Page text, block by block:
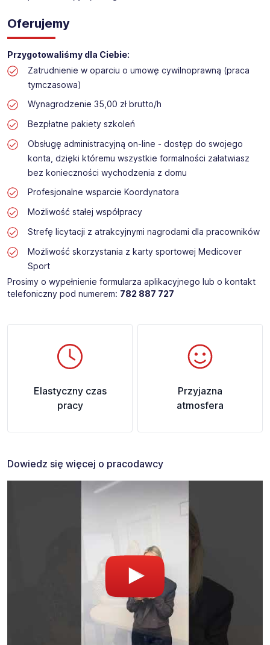
Oferujemy
Przygotowaliśmy dla Ciebie:
Zatrudnienie w oparciu o umowę cywilnoprawną (praca
tymczasowa)
Wynagrodzenie 35,00 zł brutto/h
Bezpłatne pakiety szkoleń
Obsługę administracyjną on-line - dostęp do swojego
konta, dzięki któremu wszystkie formalności załatwiasz
bez konieczności wychodzenia z domu
Profesjonalne wsparcie Koordynatora
Możliwość stałej współpracy
Strefę licytacji z atrakcyjnymi nagrodami dla pracowników
Możliwość skorzystania z karty sportowej Medicover
Sport
Prosimy o wypełnienie formularza aplikacyjnego lub o kontakt
telefoniczny pod numerem: 782 887 727
Elastyczny czas
pracy
Przyjazna
atmosfera
Dowiedz się więcej o pracodawcy